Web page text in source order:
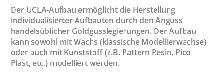
Der UCLA-Aufbau ermöglicht die Herstellung
individualisierter Aufbauten durch den Anguss
handelsüblicher Goldgusslegierungen. Der Aufbau
kann sowohl mit Wachs (klassische Modellierwachse)
oder auch mit Kunststoff (z.B. Pattern Resin, Pico
Plast, etc.) modelliert werden.